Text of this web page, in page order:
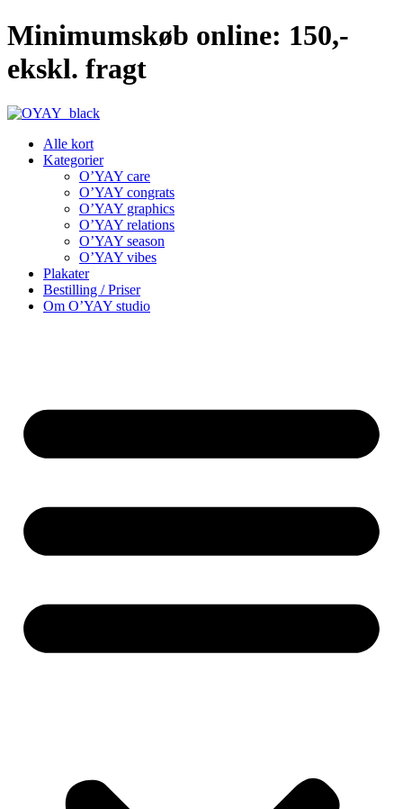
Videre
til
indhold
Minimumskøb online: 150,-
ekskl. fragt
Alle kort
Kategorier
O’YAY care
O’YAY congrats
O’YAY graphics
O’YAY relations
O’YAY season
O’YAY vibes
Plakater
Bestilling / Priser
Om O’YAY studio